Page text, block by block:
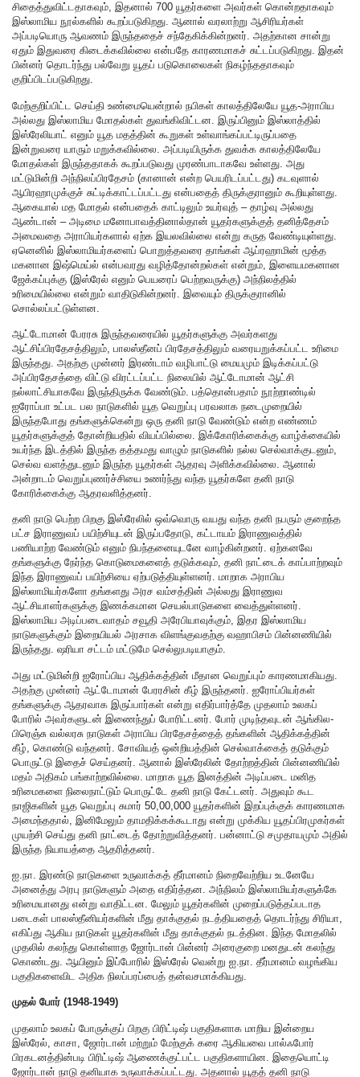
சிதைத்துவிட்டதாகவும், இதனால் 700 யூதர்களை அவர்கள் கொன்றதாகவும்
இஸ்லாமிய நூல்களில் கூறப்படுகிறது. ஆனால் வரலாற்று ஆசிரியர்கள்
அப்படியொரு ஆவணம் இருந்ததைச் சந்தேகிக்கின்றனர். அதற்கான சான்று
ஏதும் இதுவரை கிடைக்கவில்லை என்பதே காரணமாகச் சுட்டப்படுகிறது. இதன்
பின்னர் தொடர்ந்து பல்வேறு யூதப் படுகொலைகள் நிகழ்ந்ததாகவும்
குறிப்பிடப்படுகிறது.
மேற்குறிப்பிட்ட செய்தி உண்மையென்றால் நபிகள் காலத்திலேயே யூத-அராபிய
அல்லது இஸ்லாமிய மோதல்கள் துவங்கிவிட்டன. இருப்பினும் இஸ்லாத்தில்
இஸ்ரேலியாட் எனும் யூத மதத்தின் கூறுகள் உள்வாங்கப்பட்டிருப்பதை
இன்றுவரை யாரும் மறுக்கவில்லை. அப்படியிருக்க துவக்க காலத்திலேயே
மோதல்கள் இருந்ததாகக் கூறப்படுவது முரண்பாடாகவே உள்ளது. அது
மட்டுமின்றி அந்நிலப்பிரதேசம் (கானான் என்ற பெயரிடப்பட்டது) கடவுளால்
ஆபிரஹாமுக்குச் சுட்டிக்காட்டப்பட்டது என்பதைத் திருக்குரானும் கூறியுள்ளது.
ஆகையால் மத மோதல் என்பதைக் காட்டிலும் உயர்வுத் – தாழ்வு அல்லது
ஆண்டான் – அடிமை மனோபாவத்தினால்தான் யூதர்களுக்குத் தனித்தேசம்
அமைவதை அராபியர்களால் ஏற்க இயலவில்லை என்று கருத வேண்டியுள்ளது.
ஏனெனில் இஸ்லாமியர்களைப் பொறுத்தவரை தாங்கள் ஆப்ரஹாமின் மூத்த
மகனான இஷ்மெய்ல் என்பவரது வழித்தோன்றல்கள் என்றும், இளையமகனான
ஜேக்கப்புக்கு (இஸ்ரேல் எனும் பெயரைப் பெற்றவருக்கு) அந்நிலத்தில்
உரிமையில்லை என்றும் வாதிடுகின்றனர். இவையும் திருக்குரானில்
சொல்லப்பட்டுள்ளன.
ஆட்டோமான் பேரரசு இருந்தவரையில் யூதர்களுக்கு அவர்களது
ஆட்சிப்பிரதேசத்திலும், பாலஸ்தீனப் பிரதேசத்திலும் வரையறுக்கப்பட்ட உரிமை
இருந்தது. அதற்கு முன்னர் இரண்டாம் வழிபாட்டு மையமும் இடிக்கப்பட்டு
அப்பிரதேசத்தை விட்டு விரட்டப்பட்ட நிலையில் ஆட்டோமான் ஆட்சி
நல்லாட்சியாகவே இருந்திருக்க வேண்டும். பத்தொன்பதாம் நூற்றாண்டில்
ஐரோப்பா உட்பட பல நாடுகளில் யூத வெறுப்பு பரவலாக நடைமுறையில்
இருந்தபோது தங்களுக்கென்று ஒரு தனி நாடு வேண்டும் என்ற எண்ணம்
யூதர்களுக்குத் தோன்றியதில் வியப்பில்லை. இக்கோரிக்கைக்கு வாழ்க்கையில்
உயர்ந்த இடத்தில் இருந்த தத்தமது வாழும் நாடுகளில் நல்ல செல்வாக்குடனும்,
செல்வ வளத்துடனும் இருந்த யூதர்கள் ஆதரவு அளிக்கவில்லை. ஆனால்
அன்றாடம் வெறுப்புணர்ச்சியை உணர்ந்து வந்த யூதர்களே தனி நாடு
கோரிக்கைக்கு ஆதரவளித்தனர்.
தனி நாடு பெற்ற பிறகு இஸ்ரேலில் ஒவ்வொரு வயது வந்த தனி நபரும் குறைந்த
பட்ச இராணுவப் பயிற்சியுடன் இருப்பதோடு, கட்டாயம் இராணுவத்தில்
பணியாற்ற வேண்டும் எனும் நிபந்தனையுடனே வாழ்கின்றனர். ஏற்கனவே
தங்களுக்கு நேர்ந்த கொடுமைகளைத் தடுக்கவும், தனி நாட்டைக் காப்பாற்றவும்
இந்த இராணுவப் பயிற்சியை ஏற்படுத்தியுள்ளனர். மாறாக அராபிய
இஸ்லாமியர்களோ தங்களது அரச வம்சத்தின் அல்லது இராணுவ
ஆட்சியாளர்களுக்கு இணக்கமான செயல்பாடுகளை வைத்துள்ளனர்.
இஸ்லாமிய அடிப்படைவாதம் சவூதி அரேபியாவுக்கும், இதர இஸ்லாமிய
நாடுகளுக்கும் இறையியல் அரசாக விளங்குவதற்கு வஹாபிசம் பின்னணியில்
இருந்தது. ஷரியா சட்டம் மட்டுமே செல்லுபடியாகும்.
அது மட்டுமின்றி ஐரோப்பிய ஆதிக்கத்தின் மீதான வெறுப்பும் காரணமாகியது.
அதற்கு முன்னர் ஆட்டோமான் பேரரசின் கீழ் இருந்தனர். ஐரோப்பியர்கள்
தங்களுக்கு ஆதரவாக இருப்பார்கள் என்று எதிர்பார்த்தே முதலாம் உலகப்
போரில் அவர்களுடன் இணைந்துப் போரிட்டனர். போர் முடிந்தவுடன் ஆங்கில-
பிரெஞ்சு வல்லரசு நாடுகள் அராபிய பிரதேசத்தைத் தங்களின் ஆதிக்கத்தின்
கீழ், கொண்டு வந்தனர். சோவியத் ஒன்றியத்தின் செல்வாக்கைத் தடுக்கும்
பொருட்டு இதைச் செய்தனர். ஆனால் இஸ்ரேலின் தோற்றத்தின் பின்னணியில்
மதம் அதிகம் பங்காற்றவில்லை. மாறாக யூத இனத்தின் அடிப்படை மனித
உரிமைகளை நிலைநாட்டும் பொருட்டே தனி நாடு கேட்டனர். அதுவும் கூட
நாஜிகளின் யூத வெறுப்பு சுமார் 50,00,000 யூதர்களின் இறப்புக்குக் காரணமாக
அமைந்ததால், இனிமேலும் தாமதிக்கக்கூடாது என்று முக்கிய யூதப்பிரமுகர்கள்
முயற்சி செய்து தனி நாட்டைத் தோற்றுவித்தனர். பன்னாட்டு சமுதாயமும் அதில்
இருந்த நியாயத்தை ஆதரித்தனர்.
ஐ.நா. இரண்டு நாடுகளை உருவாக்கத் தீர்மானம் நிறைவேற்றிய உடனேயே
அனைத்து அரபு நாடுகளும் அதை எதிர்த்தன. அந்நிலம் இஸ்லாமியர்களுக்கே
உரிமையானது என்று வாதிட்டன. மேலும் யூதர்களின் முறைப்படுத்தப்படாத
படைகள் பாலஸ்தீனியர்களின் மீது தாக்குதல் நடத்தியதைத் தொடர்ந்து சிரியா,
எகிப்து ஆகிய நாடுகள் யூதர்களின் மீது தாக்குதல் நடத்தின. இந்த மோதலில்
முதலில் கலந்து கொள்ளாத ஜோர்டான் பின்னர் அரைகுறை மனதுடன் கலந்து
கொண்டது. ஆயினும் இப்போரில் இஸ்ரேல் வென்று ஐ.நா. தீர்மானம் வழங்கிய
பகுதிகளைவிட அதிக நிலப்பரப்பைத் தன்வசமாக்கியது.
முதல் போர் (1948-1949)
முதலாம் உலகப் போருக்குப் பிறகு பிரிட்டிஷ் பகுதிகளாக மாறிய இன்றைய
இஸ்ரேல், காசா, ஜோர்டான் மற்றும் மேற்குக் கரை ஆகியவை பால்ஃபோர்
பிரகடனத்தின்படி பிரிட்டிஷ் ஆணைக்குட்பட்ட பகுதிகளாயின. இதையொட்டி
ஜோர்டான் நாடு தனியாக உருவாக்கப்பட்டது. அதனால் யூதத் தனி நாடு